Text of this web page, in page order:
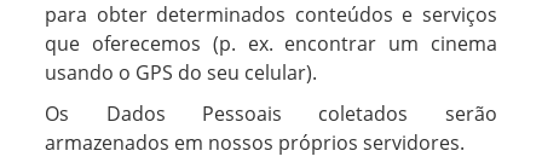
para obter determinados conteúdos e serviços
que oferecemos (p. ex. encontrar um cinema
usando o GPS do seu celular).
Os Dados Pessoais coletados serão
armazenados em nossos próprios servidores.